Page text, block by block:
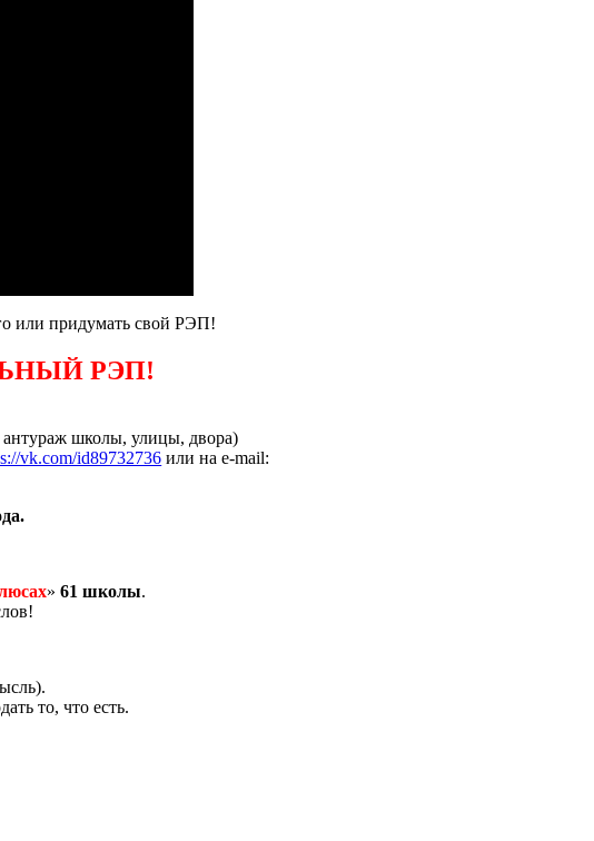
или придумать свой РЭП!
РЭП!
школы, улицы, двора)
vk.com/id89732736 или на e-mail:
»61 школы.
то, что есть.